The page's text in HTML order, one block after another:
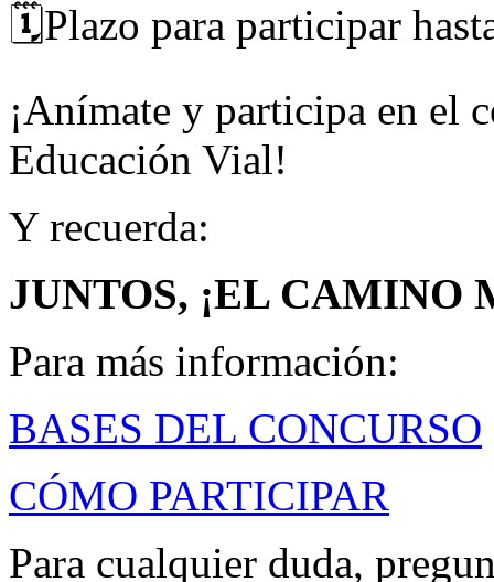
🗓️Plazo para participar
¡Anímate y participa en el
Educación Vial!
Y recuerda:
JUNTOS, ¡EL CAMINO
Para más información:
BASES DEL CONCURSO
CÓMO PARTICIPAR
Para cualquier duda,